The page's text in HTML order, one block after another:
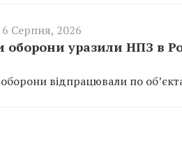
6 Серпня, 2026
оборони уразили НПЗ в
відпрацювали по